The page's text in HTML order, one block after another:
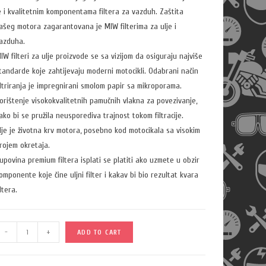
i kvalitetnim komponentama filtera za vazduh. Zaštita
motora zagarantovana je MIW filterima za ulje i
filteri za ulje proizvode se sa vizijom da osiguraju najviše
koje zahtijevaju moderni motocikli. Odabrani način
je impregnirani smolom papir sa mikroporama.
visokokvalitetnih pamučnih vlakna za povezivanje,
bi se pružila neusporediva trajnost tokom filtracije.
je životna krv motora, posebno kod motocikala sa visokim
okretaja.
premium filtera isplati se platiti ako uzmete u obzir
koje čine uljni filter i kakav bi bio rezultat kvara
-
u
+ ADD TO CART